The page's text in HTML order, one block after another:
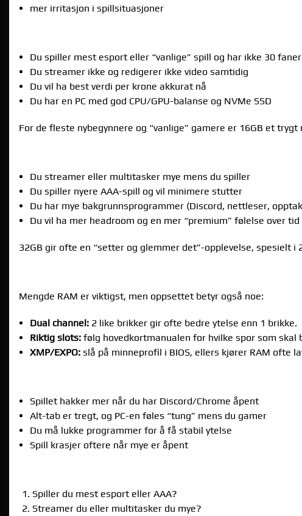
mer irritasjon i spillsituasjoner
Du spiller mest esport eller “vanlige” spill og har ikke 30
Du streamer ikke og redigerer ikke video samtidig
Du vil ha best verdi per krone akkurat nå
Du har en PC med god CPU/GPU-balanse og NVMe SSD
For de fleste nybegynnere og “vanlige” gamere er 16GB et trygt
Du streamer eller multitasker mye mens du spiller
Du spiller nyere AAA-spill og vil minimere stutter
Du har mye bakgrunnsprogrammer (Discord, nettleser,
Du vil ha mer headroom og en mer “premium” følelse over tid
32GB gir ofte en “setter og glemmer det”-opplevelse, spesielt
Mengde RAM er viktigst, men oppsettet betyr også noe:
Dual channel:2 like brikker gir ofte bedre ytelse enn 1 brikke.
Riktig slots:følg hovedkortmanualen for hvilke spor som skal
XMP/EXPO:slå på minneprofil i BIOS, ellers kjører RAM ofte
Spillet hakker mer når du har Discord/Chrome åpent
Alt-tab er tregt, og PC-en føles “tung” mens du gamer
Du må lukke programmer for å få stabil ytelse
Spill krasjer oftere når mye er åpent
Spiller du mest esport eller AAA?
Streamer du eller multitasker du mye?